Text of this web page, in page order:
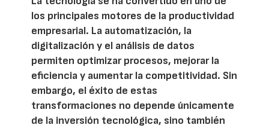
los principales motores de la productividad
empresarial. La automatización, la
digitalización y el análisis de datos
permiten optimizar procesos, mejorar la
eficiencia y aumentar la competitividad. Sin
embargo, el éxito de estas
transformaciones no depende únicamente
de la inversión tecnológica, sino también